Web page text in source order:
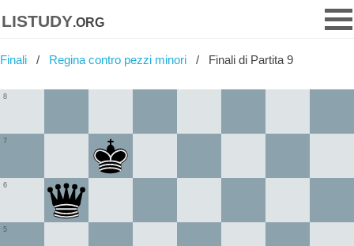
listudy.org
Finali Regina contro pezzi minori Finali di Partita 9
5
6
7
8